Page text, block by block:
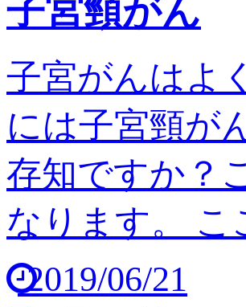
子宮頸がん
子宮がんはよ
には子宮頸が
存知ですか？
なります。 こ
2019/06/21